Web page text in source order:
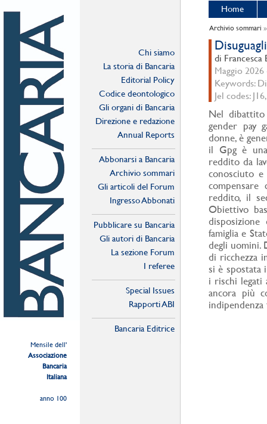
Mensile dell'
Associazione
Bancaria
Italiana
anno 100
Chi siamo
La storia di Bancaria
Editorial Policy
Codice deontologico
Gli organi di Bancaria
Direzione e redazione
Annual Reports
Abbonarsi a Bancaria
Archivio sommari
Gli articoli del Forum
Ingresso Abbonati
Pubblicare su Bancaria
Gli autori di Bancaria
La sezione Forum
I referee
Special Issues
Rapporti ABI
Bancaria Editrice
Home
Archivio sommari
di Francesca
Maggio 2026
Keywords:
Jel codes:
Nel dibattito
gender pay
donne, è
il Gpg è
reddito da
conosciuto
reddito, il
Obiettivo
famiglia e
degli uomini.
di ricchezza
si è spostata
i rischi legati
ancora più